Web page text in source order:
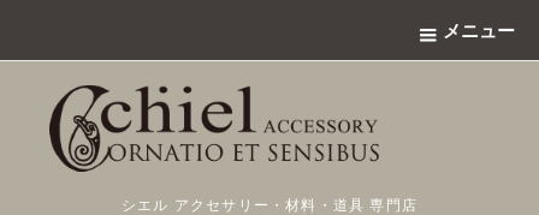
メニュー
シエル アクセサリー・材料・道具 専門店